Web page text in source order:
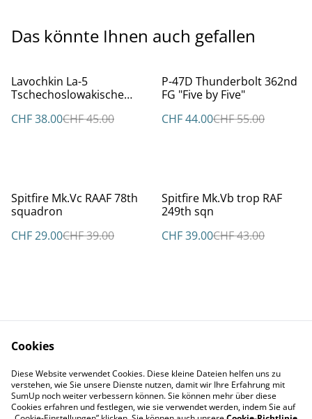
Das könnte Ihnen auch gefallen
%
Lavochkin La-5
Tschechoslowakische
CHF 38.00CHF 45.00
%
P-47D Thunderbolt 362nd
FG "Five by Five"
CHF 44.00CHF 55.00
%
Spitfire Mk.Vc RAAF 78th
squadron
CHF 29.00CHF 39.00
%
Spitfire Mk.Vb trop RAF
249th sqn
CHF 39.00CHF 43.00
Datenschutz
Cookie Policy
Impressum
Cookies
Diese Website verwendet Cookies. Diese kleine Dateien helfen uns zu
verstehen, wie Sie unsere Dienste nutzen, damit wir Ihre Erfahrung mit
SumUp noch weiter verbessern können. Sie können mehr über diese
Cookies erfahren und festlegen, wie sie verwendet werden, indem Sie auf